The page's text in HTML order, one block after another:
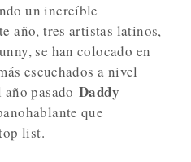
un increíble
año, tres artistas latinos,
se han colocado en
escuchados a nivel
año pasadoDaddy
que
list.